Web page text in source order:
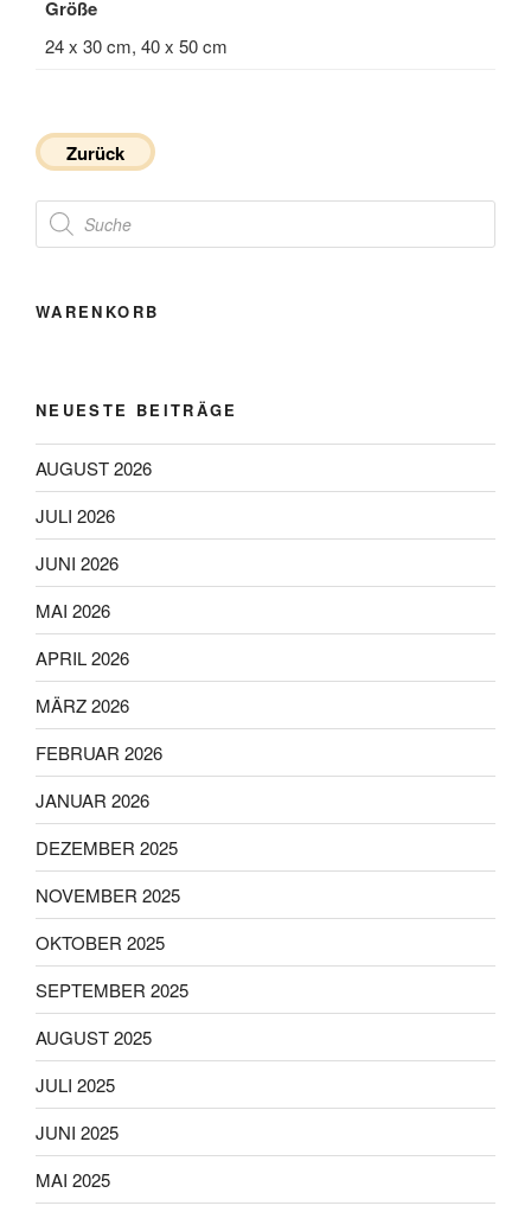
Größe
24 x 30 cm, 40 x 50 cm
Zurück
Products
search
WARENKORB
NEUESTE BEITRÄGE
AUGUST 2026
JULI 2026
JUNI 2026
MAI 2026
APRIL 2026
MÄRZ 2026
FEBRUAR 2026
JANUAR 2026
DEZEMBER 2025
NOVEMBER 2025
OKTOBER 2025
SEPTEMBER 2025
AUGUST 2025
JULI 2025
JUNI 2025
MAI 2025